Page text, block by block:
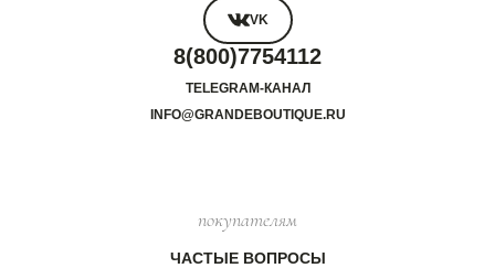
VK
8(800)7754112
TELEGRAM-КАНАЛ
INFO@GRANDEBOUTIQUE.RU
покупателям
ЧАСТЫЕ ВОПРОСЫ